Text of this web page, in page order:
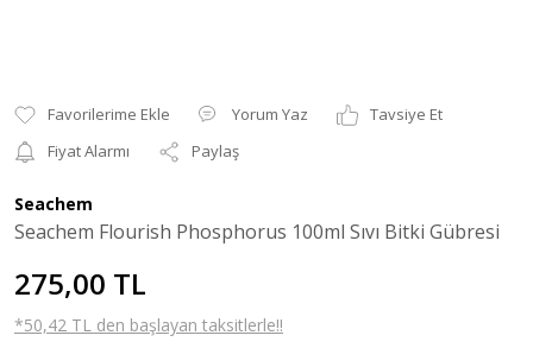
Yorum Yaz
Tavsiye Et
Fiyat Alarmı
Paylaş
Seachem
Seachem Flourish Phosphorus 100ml Sıvı Bitki Gübresi
275,00 TL
*50,42 TL den başlayan taksitlerle!!